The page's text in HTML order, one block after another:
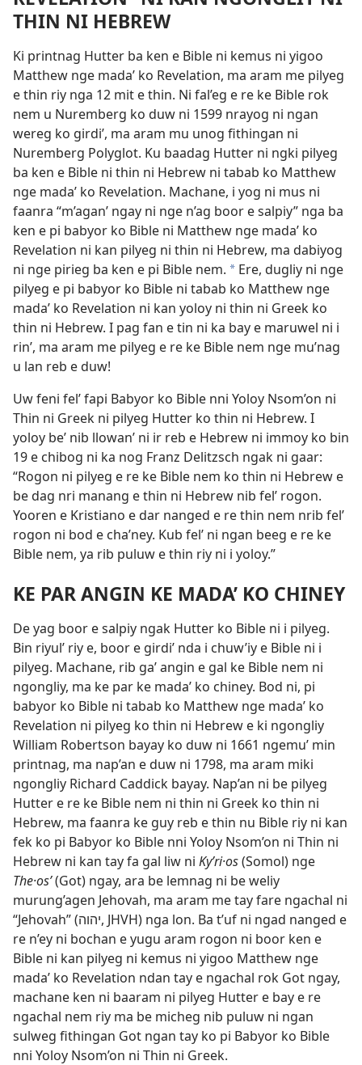
THIN NI HEBREW
Ki printnag Hutter ba ken e Bible ni kemus ni yigoo
Matthew nge mada’ ko Revelation, ma aram me pilyeg
e thin riy nga 12 mit e thin. Ni fal’eg e re ke Bible rok
nem u Nuremberg ko duw ni 1599 nrayog ni ngan
wereg ko girdi’, ma aram mu unog fithingan ni
Nuremberg Polyglot. Ku baadag Hutter ni ngki pilyeg
ba ken e Bible ni thin ni Hebrew ni tabab ko Matthew
nge mada’ ko Revelation. Machane, i yog ni mus ni
faanra “m’agan’ ngay ni nge n’ag boor e salpiy” nga ba
ken e pi babyor ko Bible ni Matthew nge mada’ ko
Revelation ni kan pilyeg ni thin ni Hebrew, ma dabiyog
ni nge pirieg ba ken e pi Bible nem. * Ere, dugliy ni nge
pilyeg e pi babyor ko Bible ni tabab ko Matthew nge
mada’ ko Revelation ni kan yoloy ni thin ni Greek ko
thin ni Hebrew. I pag fan e tin ni ka bay e maruwel ni i
rin’, ma aram me pilyeg e re ke Bible nem nge mu’nag
u lan reb e duw!
Uw feni fel’ fapi Babyor ko Bible nni Yoloy Nsom’on ni
Thin ni Greek ni pilyeg Hutter ko thin ni Hebrew. I
yoloy be’ nib llowan’ ni ir reb e Hebrew ni immoy ko bin
19 e chibog ni ka nog Franz Delitzsch ngak ni gaar:
“Rogon ni pilyeg e re ke Bible nem ko thin ni Hebrew e
be dag nri manang e thin ni Hebrew nib fel’ rogon.
Yooren e Kristiano e dar nanged e re thin nem nrib fel’
rogon ni bod e cha’ney. Kub fel’ ni ngan beeg e re ke
Bible nem, ya rib puluw e thin riy ni i yoloy.”
KE PAR ANGIN KE MADA’ KO CHINEY
De yag boor e salpiy ngak Hutter ko Bible ni i pilyeg.
Bin riyul’ riy e, boor e girdi’ nda i chuw’iy e Bible ni i
pilyeg. Machane, rib ga’ angin e gal ke Bible nem ni
ngongliy, ma ke par ke mada’ ko chiney. Bod ni, pi
babyor ko Bible ni tabab ko Matthew nge mada’ ko
Revelation ni pilyeg ko thin ni Hebrew e ki ngongliy
William Robertson bayay ko duw ni 1661 ngemu’ min
printnag, ma nap’an e duw ni 1798, ma aram miki
ngongliy Richard Caddick bayay. Nap’an ni be pilyeg
Hutter e re ke Bible nem ni thin ni Greek ko thin ni
Hebrew, ma faanra ke guy reb e thin nu Bible riy ni kan
fek ko pi Babyor ko Bible nni Yoloy Nsom’on ni Thin ni
Hebrew ni kan tay fa gal liw ni Kyʹri·os(Somol) nge
The·osʹ(Got) ngay, ara be lemnag ni be weliy
murung’agen Jehovah, ma aram me tay fare ngachal ni
“Jehovah” (יהוה, JHVH) nga lon. Ba t’uf ni ngad nanged e
re n’ey ni bochan e yugu aram rogon ni boor ken e
Bible ni kan pilyeg ni kemus ni yigoo Matthew nge
mada’ ko Revelation ndan tay e ngachal rok Got ngay,
machane ken ni baaram ni pilyeg Hutter e bay e re
ngachal nem riy ma be micheg nib puluw ni ngan
sulweg fithingan Got ngan tay ko pi Babyor ko Bible
nni Yoloy Nsom’on ni Thin ni Greek.